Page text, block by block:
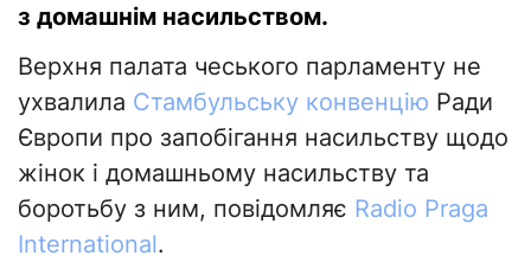
з домашнім насильством.
Верхня палата чеського парламенту не
ухвалила Стамбульську конвенцію Ради
Європи про запобігання насильству щодо
жінок і домашньому насильству та
боротьбу з ним, повідомляє Radio Praga
International.